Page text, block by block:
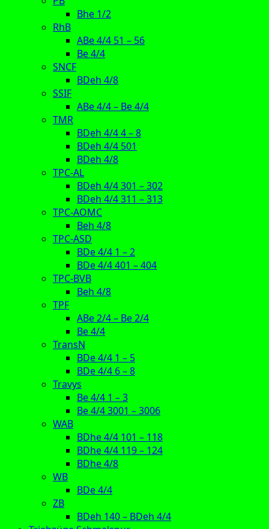
Bhe 1/2
RhB
ABe 4/4 51 – 56
Be 4/4
SNCF
BDeh 4/8
SSIF
ABe 4/4 – Be 4/4
TMR
BDeh 4/4 4 – 8
BDeh 4/4 501
BDeh 4/8
TPC-AL
BDeh 4/4 301 – 302
BDeh 4/4 311 – 313
TPC-AOMC
Beh 4/8
TPC-ASD
BDe 4/4 1 – 2
BDe 4/4 401 – 404
TPC-BVB
Beh 4/8
TPF
ABe 2/4 – Be 2/4
Be 4/4
TransN
BDe 4/4 1 – 5
BDe 4/4 6 – 8
Travys
Be 4/4 1 – 3
Be 4/4 3001 – 3006
WAB
BDhe 4/4 101 – 118
BDhe 4/4 119 – 124
BDhe 4/8
WB
BDe 4/4
ZB
BDeh 140 – BDeh 4/4